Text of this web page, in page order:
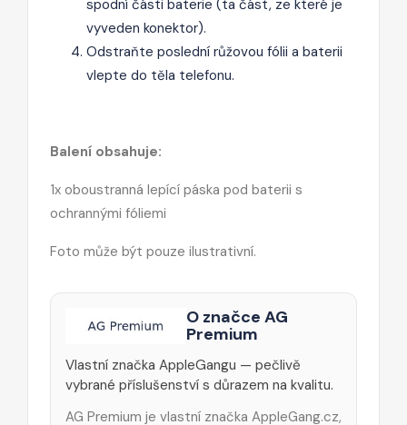
spodní části baterie (ta část, ze které je
vyveden konektor).
Odstraňte poslední růžovou fólii a baterii
vlepte do těla telefonu.
Balení obsahuje:
1x oboustranná lepící páska pod baterii s
ochrannými fóliemi
Foto může být pouze ilustrativní.
O značce AG
Premium
Vlastní značka AppleGangu — pečlivě
vybrané příslušenství s důrazem na kvalitu.
AG Premium je vlastní značka AppleGang.cz,